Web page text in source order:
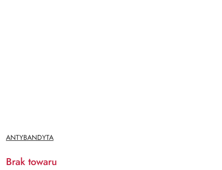
NAZWA
PRODUCENTA:
ANTYBANDYTA
Brak towaru